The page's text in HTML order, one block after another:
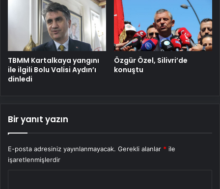
TBMM Kartalkaya yangını
ile ilgili Bolu Valisi Aydın’ı
dinledi
Özgür Özel, Silivri’de
konuştu
Bir yanıt yazın
E-posta adresiniz yayınlanmayacak. Gerekli alanlar * ile
işaretlenmişlerdir